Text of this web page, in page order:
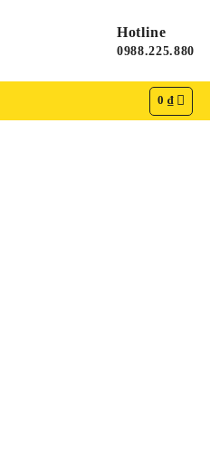
Hotline
0988.225.880
0 ₫